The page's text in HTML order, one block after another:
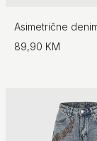
89,90 KM